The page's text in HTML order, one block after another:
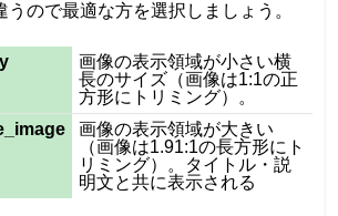
ので最適な方を選択しましょう。
画像の表示領域が小さい横
長のサイズ（画像は1:1の正
方形にトリミング）。
画像の表示領域が大きい
（画像は1.91:1の長方形にト
リミング）。タイトル・説
明文と共に表示される